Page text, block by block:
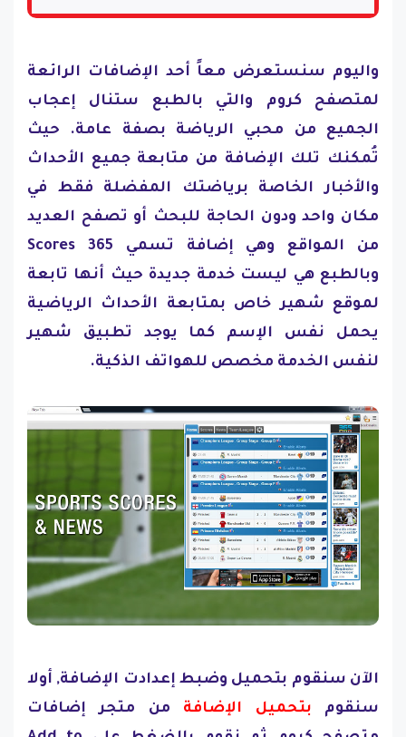
واليوم سنستعرض معاً أحد الإضافات الرائعة
لمتصفح كروم والتي بالطبع ستنال إعجاب
الجميع من محبي الرياضة بصفة عامة. حيث
تُمكنك تلك الإضافة من متابعة جميع الأحداث
والأخبار الخاصة برياضتك المفضلة فقط في
مكان واحد ودون الحاجة للبحث أو تصفح العديد
من المواقع وهي إضافة تسمي 365 Scores
وبالطبع هي ليست خدمة جديدة حيث أنها تابعة
لموقع شهير خاص بمتابعة الأحداث الرياضية
يحمل نفس الإسم كما يوجد تطبيق شهير
لنفس الخدمة مخصص للهواتف الذكية.
الآن سنقوم بتحميل وضبط إعدادت الإضافة, أولا
سنقوم بتحميل الإضافة من متجر إضافات